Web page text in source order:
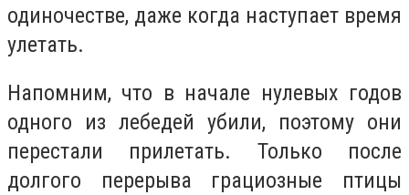
одиночестве, даже когда наступает время
улетать.
Напомним, что в начале нулевых годов
одного из лебедей убили, поэтому они
перестали прилетать. Только после
долгого перерыва грациозные птицы